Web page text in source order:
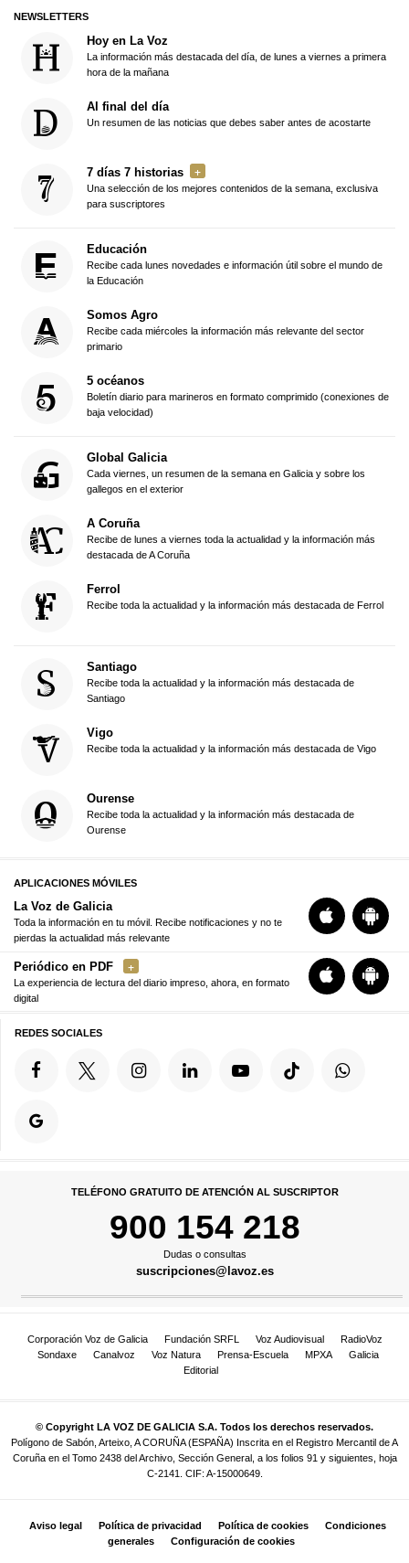
NEWSLETTERS
Hoy en La Voz
La información más destacada del día, de lunes a viernes a primera
hora de la mañana
Al final del día
Un resumen de las noticias que debes saber antes de acostarte
7 días 7 historias
Una selección de los mejores contenidos de la semana, exclusiva
para suscriptores
Educación
Recibe cada lunes novedades e información útil sobre el mundo de
la Educación
Somos Agro
Recibe cada miércoles la información más relevante del sector
primario
5 océanos
Boletín diario para marineros en formato comprimido (conexiones de
baja velocidad)
Global Galicia
Cada viernes, un resumen de la semana en Galicia y sobre los
gallegos en el exterior
A Coruña
Recibe de lunes a viernes toda la actualidad y la información más
destacada de A Coruña
Ferrol
Recibe toda la actualidad y la información más destacada de Ferrol
Santiago
Recibe toda la actualidad y la información más destacada de
Santiago
Vigo
Recibe toda la actualidad y la información más destacada de Vigo
Ourense
Recibe toda la actualidad y la información más destacada de
Ourense
APLICACIONES MÓVILES
La Voz de Galicia
Toda la información en tu móvil. Recibe notificaciones y no te
pierdas la actualidad más relevante
Periódico en PDF
La experiencia de lectura del diario impreso, ahora, en formato
digital
REDES SOCIALES
TELÉFONO GRATUITO DE ATENCIÓN AL SUSCRIPTOR
900 154 218
Dudas o consultas
suscripciones@lavoz.es
Corporación Voz de Galicia Fundación SRFL Voz Audiovisual
RadioVoz
Sondaxe
Canalvoz Voz Natura Prensa-Escuela MPXA
Galicia
Editorial
© Copyright LA VOZ DE GALICIA S.A. Todos los derechos reservados.
Polígono de Sabón, Arteixo, A CORUÑA (ESPAÑA) Inscrita en el Registro Mercantil de A
Coruña en el Tomo 2438 del Archivo, Sección General, a los folios 91 y siguientes, hoja
C-2141. CIF: A-15000649.
Aviso legal Política de privacidad Política de cookies
Condiciones
generales
Configuración de cookies